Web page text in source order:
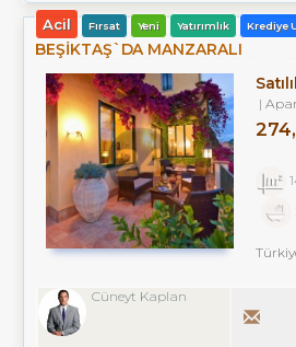
Acil Fırsat Yeni Yatırımlık Krediye
BEŞIKTAŞ`DA MANZARALI
Cüneyt Kaplan